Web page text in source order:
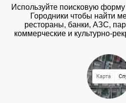
Используйте поисковую форму
Городники чтобы найти
рестораны, банки, АЗС,
коммерческие и культурно-